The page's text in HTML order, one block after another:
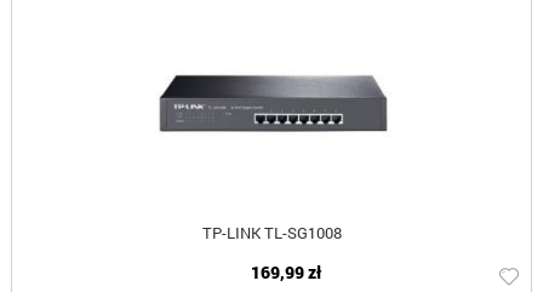
TP-LINK TL-SG1008
169,99 zł